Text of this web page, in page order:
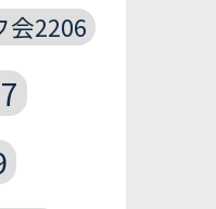
会2206